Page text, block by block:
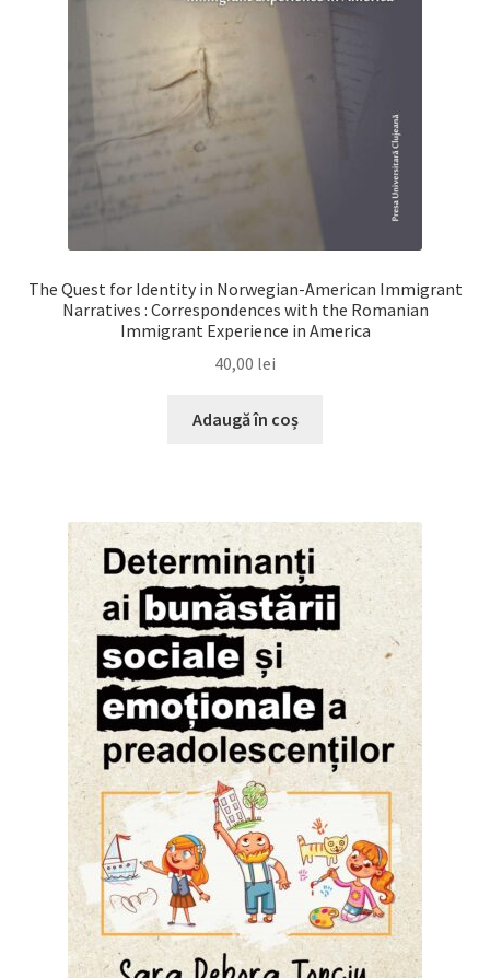
The Quest for Identity in Norwegian-American Immigrant
Narratives : Correspondences with the Romanian
Immigrant Experience in America
40,00 lei
Adaugă în coș